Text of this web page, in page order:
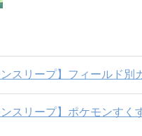
ンスリープ】フィールド
ンスリープ】ポケモンす